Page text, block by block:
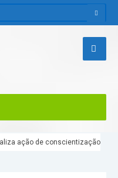
ação de conscientização